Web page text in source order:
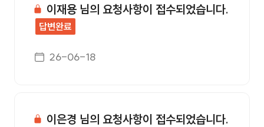
이재용 님의 요청사항이 접수되었습니다.
답변완료
게시일자
26-06-18
이은경 님의 요청사항이 접수되었습니다.